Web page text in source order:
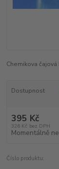
Chemikova
Dostupnost
395 Kč
326 Kč bez DPH
Momentálně
Číslo produktu: